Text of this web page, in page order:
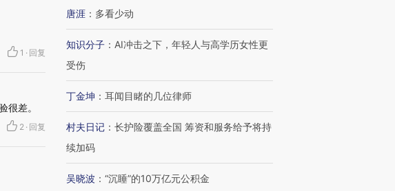
1 · 回复
很差。
2 · 回复
唐涯 ： 多看少动
知识分子 ： AI冲击之下，年轻人与高学历女性更
受伤
丁金坤 ： 耳闻目睹的几位律师
村夫日记 ： 长护险覆盖全国 筹资和服务给予将持
续加码
吴晓波 ： “沉睡”的10万亿元公积金